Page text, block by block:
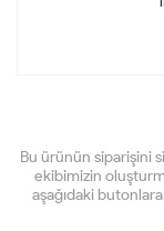
Bu ürünün siparişini
ekibimizin
aşağıdaki